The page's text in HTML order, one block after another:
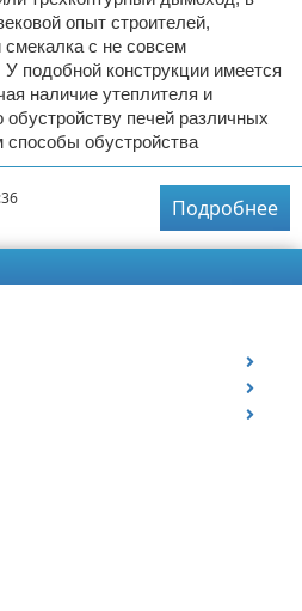
опыт строителей,
с не совсем
подобной конструкции имеется
наличие утеплителя и
печей различных
обустройства
Подробнее